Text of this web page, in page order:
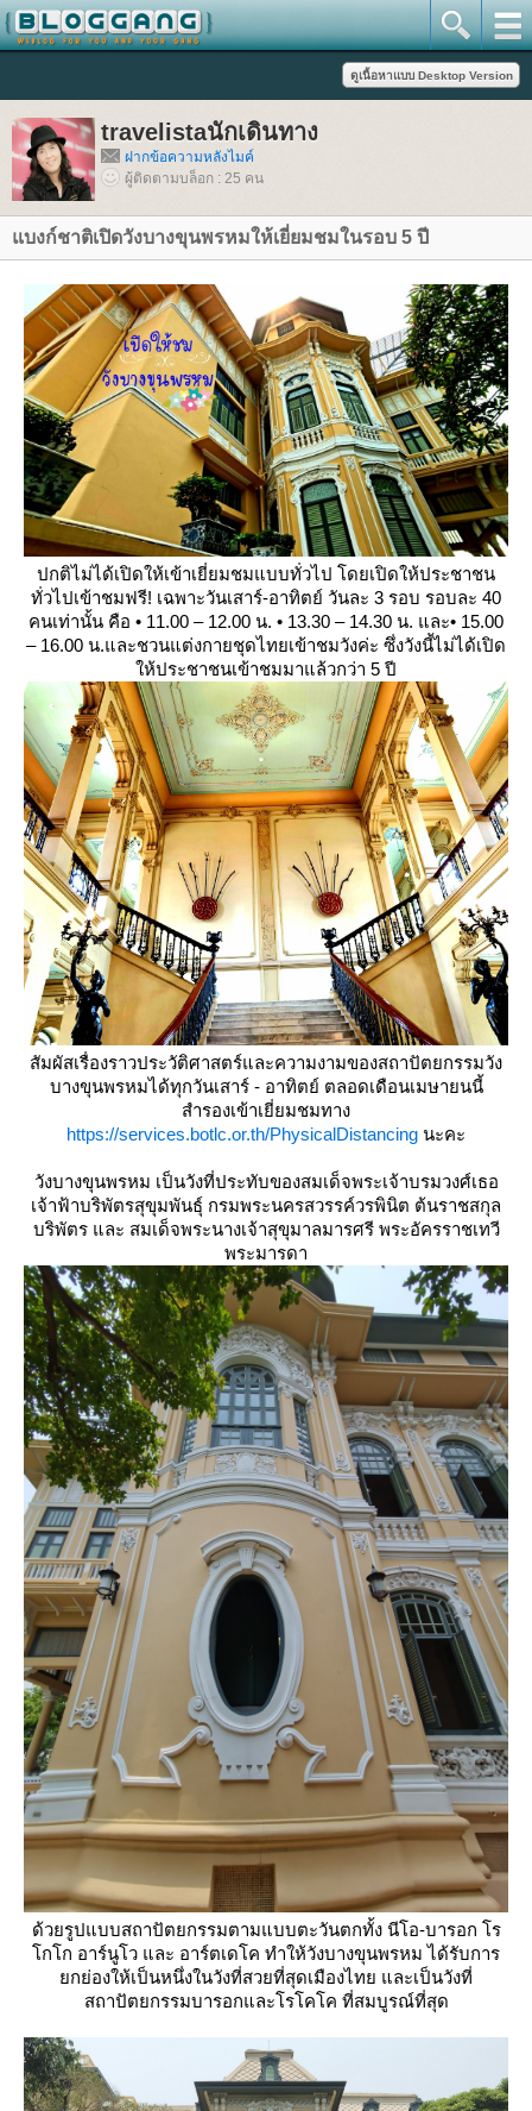
travelistaนักเดินทาง
ฝากข้อความหลังไมค์
ผู้ติดตามบล็อก : 25 คน
บงก์ชาติเปิดวังบางขุนพรหมให้เยี่ยมชมในรอบ 5 ปี
ปกติไม่ได้เปิดให้เข้าเยี่ยมชมแบบทั่วไป โดยเปิดให้ประชาชน
ทั่วไปเข้าชมฟรี! เฉพาะวันเสาร์-อาทิตย์ วันละ 3 รอบ รอบละ 40
คนเท่านั้น คือ • 11.00 – 12.00 น. • 13.30 – 14.30 น. และ• 15.00
– 16.00 น.และชวนแต่งกายชุดไทยเข้าชมวังค่ะ ซึ่งวังนี้ไม่ได้เปิด
ห้ประชาชนเข้าชมมาแล้วกว่า 5 ปี
สัมผัสเรื่องราวประวัติศาสตร์และความงามของสถาปัตยกรรมวัง
บางขุนพรหมได้ทุกวันเสาร์ - อาทิตย์ ตลอดเดือนเมษายนนี้
สำรองเข้าเยี่ยมชมทาง
https://services.botlc.or.th/PhysicalDistancing นะคะ
วังบางขุนพรหม เป็นวังที่ประทับของสมเด็จพระเจ้าบรมวงศ์เธอ
เจ้าฟ้าบริพัตรสุขุมพันธุ์ กรมพระนครสวรรค์วรพินิต ต้นราชสกุล
บริพัตร และ สมเด็จพระนางเจ้าสุขุมาลมารศรี พระอัครราชเทวี
พระมารดา
ด้วยรูปแบบสถาปัตยกรรมตามแบบตะวันตกทั้ง นีโอ-บารอก โร
กโก อาร์นูโว และ อาร์ตเดโค ทำให้วังบางขุนพรหม ได้รับการ
กย่องให้เป็นหนึ่งในวังที่สวยที่สุดเมืองไทย และเป็นวังที่
สถาปัตยกรรมบารอกและโรโคโค ที่สมบูรณ์ที่สุด